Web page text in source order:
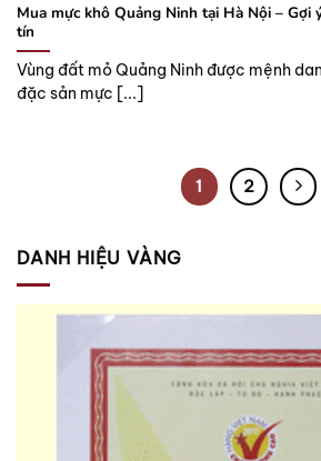
Mua mực khô Quảng Ninh tại Hà Nội – Gợi
tín
Vùng đất mỏ Quảng Ninh được mệnh
đặc sản mực [...]
1 2
DANH HIỆU VÀNG